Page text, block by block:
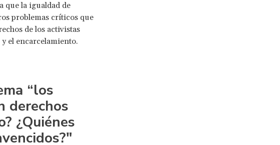
que la igualdad de
problemas críticos que
de los activistas
el encarcelamiento.
“los
derechos
¿Quiénes